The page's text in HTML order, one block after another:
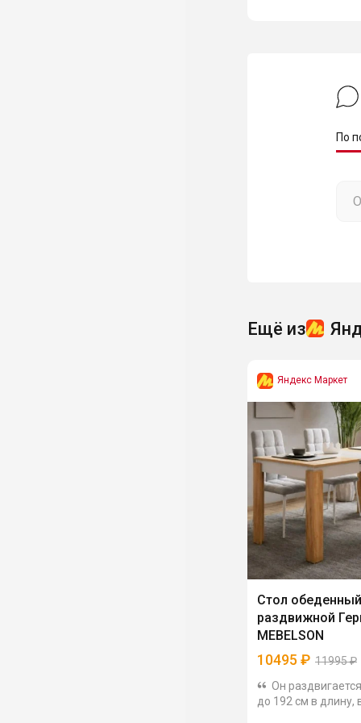
По
Ещё из
Яндекс Маркет
Стол обеденный
раздвижной
MEBELSON
10495₽ 11995₽
Он
до 192 см в длину,